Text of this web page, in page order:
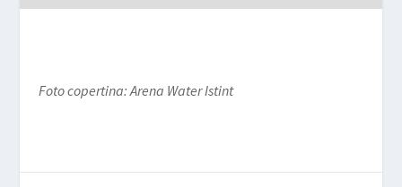
Foto copertina: Arena Water Istint